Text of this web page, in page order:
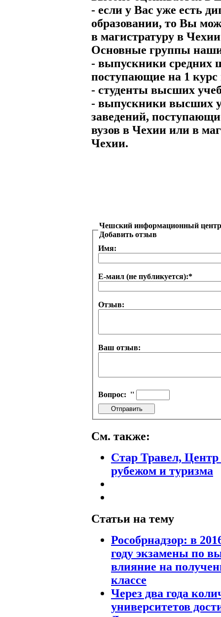
- если у Вас уже есть
образовании, то Вы
в магистратуру в
Основные группы
- выпускники средних
поступающие на 1 курс
- студенты высших
- выпускники высших
заведений,
вузов в Чехии или в
Чехии.
Чешский информационный
Добавить отзыв
Имя:
Е-маил (не публикуется):*
Отзыв:
Ваш отзыв:
Вопрос: ''
См. также:
Стар Травел, Центр
рубежом и туризма
Статьи на тему
Рособрнадзор: в
году экзамены по
влияние на
классе
Через два года
университетов